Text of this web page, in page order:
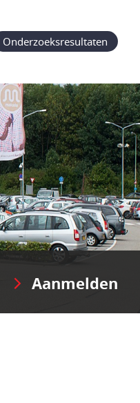
Onderzoeksresultaten
Aanmelden